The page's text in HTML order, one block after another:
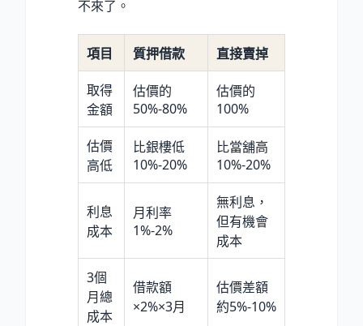
不來了。
項目 質押借款 直接賣掉
取得
金額
估價的
50%-80%
估價的
100%
估價
高低
比銀樓低
10%-20%
比當舖高
10%-20%
利息
成本
月利率
1%-2%
無利息，
但有機會
成本
3個
月總
成本
借款額
×2%×3月
估價差額
約5%-10%